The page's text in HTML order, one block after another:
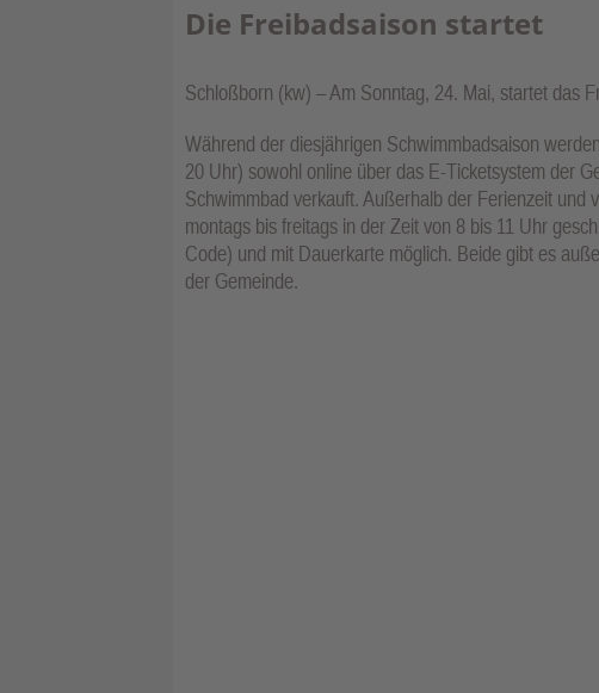
Die Freibadsaison startet
Schloßborn (kw) – Am Sonntag, 24. Mai, startet das
Während der diesjährigen Schwimmbadsaison
20 Uhr) sowohl online über das E-Ticketsystem der
Schwimmbad verkauft. Außerhalb der Ferienzeit und
montags bis freitags in der Zeit von 8 bis 11 Uhr
Code) und mit Dauerkarte möglich. Beide gibt es
der Gemeinde.